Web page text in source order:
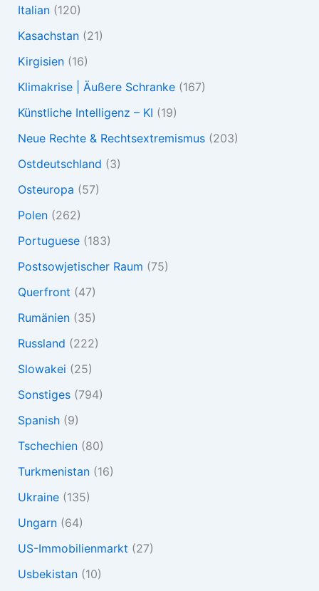
Italian(120)
Kasachstan(21)
Kirgisien(16)
Klimakrise | Äußere Schranke(167)
Künstliche Intelligenz – KI (19)
Neue Rechte & Rechtsextremismus(203)
Ostdeutschland (3)
Osteuropa (57)
Polen(262)
Portuguese(183)
Postsowjetischer Raum (75)
Querfront (47)
Rumänien(35)
Russland (222)
Slowakei (25)
Sonstiges(794)
Spanish(9)
Tschechien(80)
Turkmenistan(16)
Ukraine(135)
Ungarn(64)
US-Immobilienmarkt (27)
Usbekistan(10)